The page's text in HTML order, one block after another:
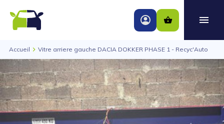
Accueil Vitre arriere gauche DACIA DOKKER PHASE 1 - Recyc'Auto